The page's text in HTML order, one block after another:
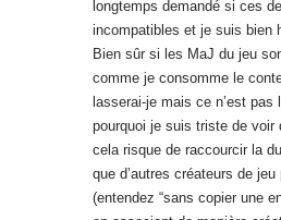
(entendez “sans copier une
en associant de manière
de sortir de chez soi”)
Ce qui m’attriste le plus
Pokemon Go auxquelles ont
diaboliser le jeu. Le nombre
car elles se maquillent en
l’industrie du maquillage a
les deux cas j’avoue que